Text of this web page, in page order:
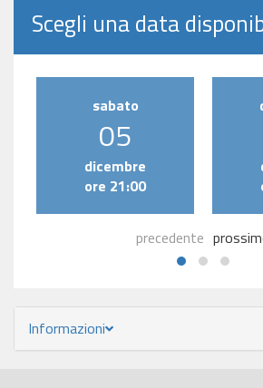
Scegli una data
sabato
05
dicembre
ore 21:00
precedente
Informazioni